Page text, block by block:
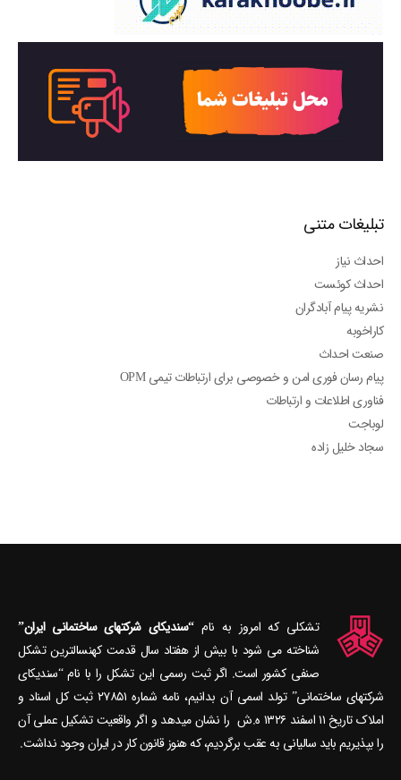
تبلیغات متنی
احداث نیاز
احداث کوئست
نشریه پیام آبادگران
کاراخوبه
صنعت احداث
پیام رسان فوری امن و خصوصی برای ارتباطات تیمی OPM
فناوری اطلاعات و ارتباطات
لوباجت
سجاد خلیل زاده
تشکلی که امروز به نام“سندیکای شرکتهای ساختمانی ایران”
شناخته می‎ شود با بیش از هفتاد سال قدمت کهنسال‎ترین تشکل
صنفی کشور است. اگر ثبت رسمی این تشکل را با نام “سندیکای
شرکتهای ساختمانی” تولد اسمی آن بدانیم، نامه شماره ۲۷۸۵۱ ثبت کل اسناد و
املاک تاریخ ۱۱ اسفند ۱۳۲۶ ه.ش را نشان می‎دهد و اگر واقعیت تشکیل عملی آن
را بپذیریم باید سالیانی به عقب برگردیم، که هنوز قانون کار در ایران وجود نداشت.